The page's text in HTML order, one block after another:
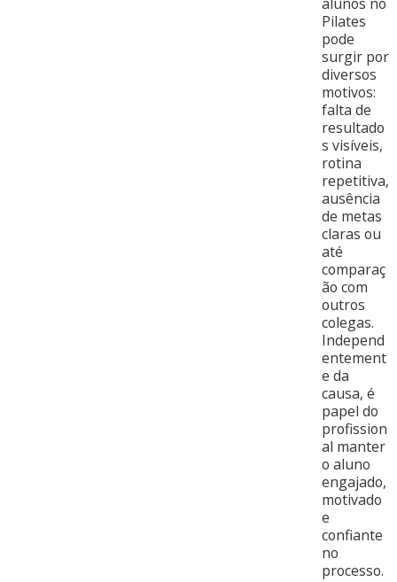
alunos no
Pilates
pode
surgir por
diversos
motivos:
falta de
resultado
s visíveis,
rotina
repetitiva,
ausência
de metas
claras ou
até
comparaç
ão com
outros
colegas.
Independ
entement
e da
causa, é
papel do
profission
al manter
o aluno
engajado,
motivado
e
confiante
no
processo.